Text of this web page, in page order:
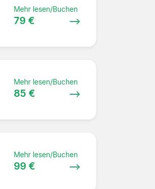
Mehr lesen/Buchen
79 €
Mehr lesen/Buchen
85 €
Mehr lesen/Buchen
99 €